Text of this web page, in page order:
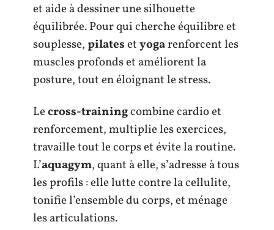
et aide à dessiner une silhouette
équilibrée. Pour qui cherche équilibre et
souplesse,pilatesetyogarenforcent les
muscles profonds et améliorent la
posture, tout en éloignant le stress.
Lecross-trainingcombine cardio et
renforcement, multiplie les exercices,
travaille tout le corps et évite la routine.
L’aquagym, quant à elle, s’adresse à tous
les profils : elle lutte contre la cellulite,
tonifie l’ensemble du corps, et ménage
les articulations.